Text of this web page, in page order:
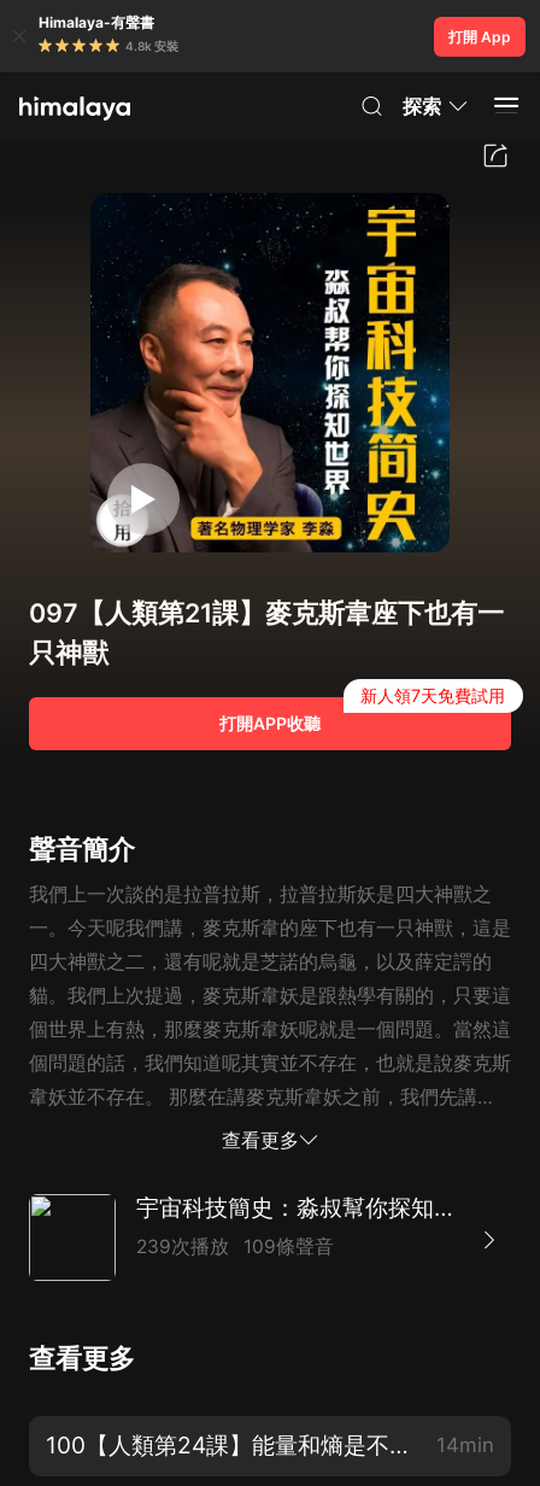
Himalaya-有聲書
4.8k 安裝
打開 App
探索
097【人類第21課】麥克斯韋座下也有一
只神獸
打開APP收聽
新人領7天免費試用
聲音簡介
我們上一次談的是拉普拉斯，拉普拉斯妖是四大神獸之
一。今天呢我們講，麥克斯韋的座下也有一只神獸，這是
四大神獸之二，還有呢就是芝諾的烏龜，以及薛定諤的
貓。我們上次提過，麥克斯韋妖是跟熱學有關的，只要這
個世界上有熱，那麼麥克斯韋妖呢就是一個問題。當然這
個問題的話，我們知道呢其實並不存在，也就是說麥克斯
韋妖並不存在。 那麼在講麥克斯韋妖之前，我們先講講
麥克斯韋這個人，既然談到麥克斯韋這個人，我們還要把
了或者是說完整地建立了一套電磁理論（電和磁的理
論），尤其他預言了電磁波，我們知道包括了可見光、紅
東西了。 在談這個電磁波和麥克斯韋妖之前，我們先了
拉克·麥克斯韋，是一個英國人，可以說是英國產生的第
查看更多
宇宙科技簡史：淼叔幫你探知世界
239次播放 109條聲音
查看更多
100【人類第24課】能量和熵是不一樣的 14min